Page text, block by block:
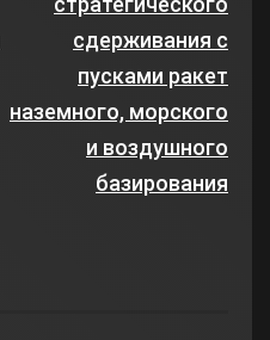
сдерживания с
пусками ракет
наземного, морского
и воздушного
базирования